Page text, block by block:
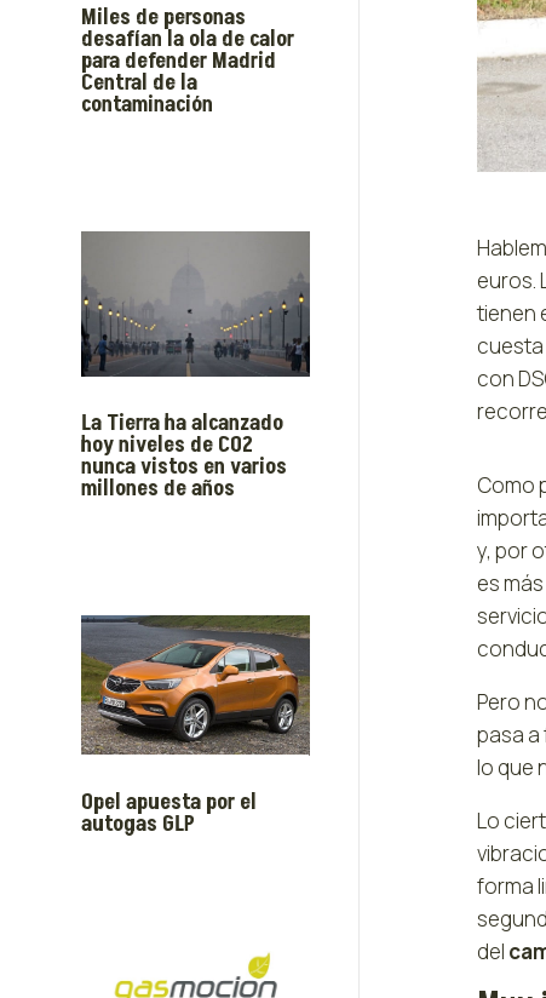
Miles de personas
desafían la ola de calor
para defender Madrid
Central de la
contaminación
La Tierra ha alcanzado
hoy niveles de CO2
nunca vistos en varios
millones de años
Opel apuesta por el
autogas GLP
euros.
tienen
cuesta
con
Como
y, por
es
Pero
pasa
lo que
Lo
forma
del